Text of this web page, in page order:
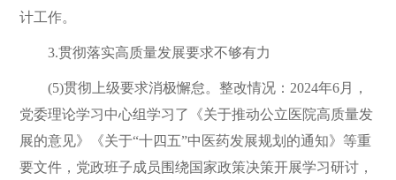
计工作。
3.贯彻落实高质量发展要求不够有力
(5)贯彻上级要求消极懈怠。整改情况：2024年6月，
党委理论学习中心组学习了《关于推动公立医院高质量发
展的意见》《关于“十四五”中医药发展规划的通知》等重
要文件，党政班子成员围绕国家政策决策开展学习研讨，